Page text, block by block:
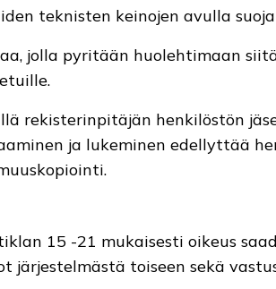
teknisten keinojen avulla
jolla pyritään huolehtimaan
rekisterinpitäjän henkilöstön
ja lukeminen edellyttää
15 -21 mukaisesti oikeus
toiseen sekä